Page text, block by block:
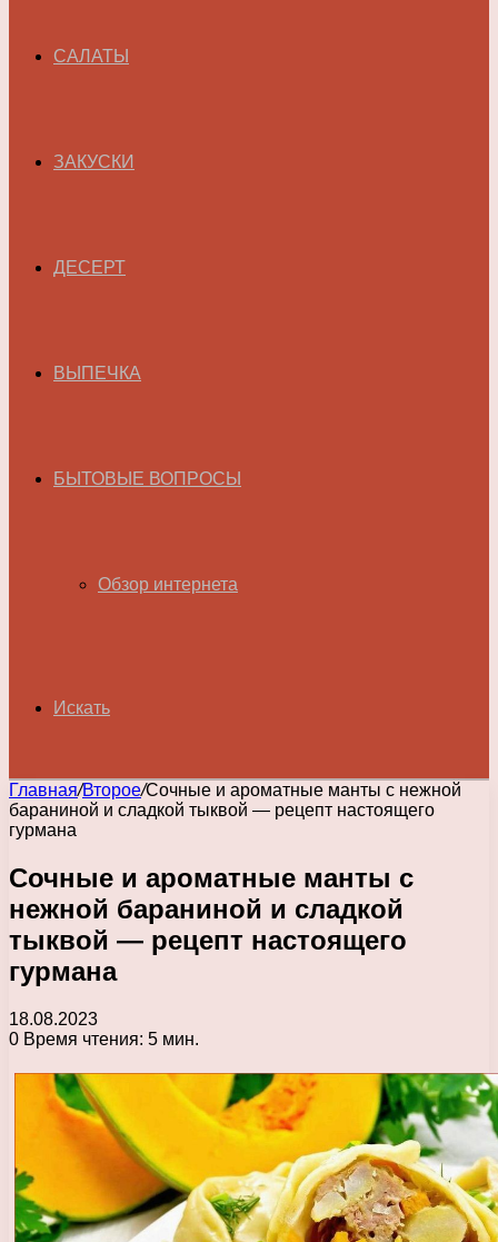
САЛАТЫ
ЗАКУСКИ
ДЕСЕРТ
ВЫПЕЧКА
БЫТОВЫЕ ВОПРОСЫ
Обзор интернета
Искать
Главная/Второе/Сочные и ароматные манты с нежной
бараниной и сладкой тыквой — рецепт настоящего
гурмана
Сочные и ароматные манты с
нежной бараниной и сладкой
тыквой — рецепт настоящего
гурмана
18.08.2023
0 Время чтения: 5 мин.